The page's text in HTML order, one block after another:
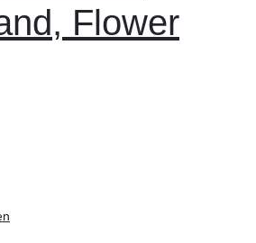
Flower